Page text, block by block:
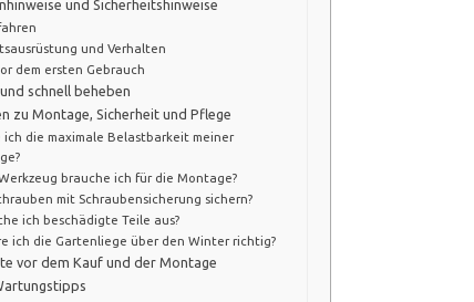
und Sicherheitshinweise
und Verhalten
dem ersten Gebrauch
schnell beheben
zu Montage, Sicherheit und Pflege
ich die maximale Belastbarkeit meiner
brauche ich für die Montage?
mit Schraubensicherung sichern?
ich beschädigte Teile aus?
ich die Gartenliege über den Winter richtig?
vor dem Kauf und der Montage